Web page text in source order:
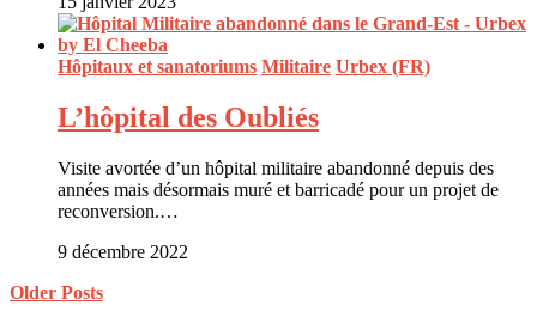
Hôpitaux et sanatoriums Militaire Urbex (FR)
L’hôpital des Oubliés
Visite avortée d’un hôpital militaire abandonné depuis des
années mais désormais muré et barricadé pour un projet de
reconversion.…
9 décembre 2022
Older Posts